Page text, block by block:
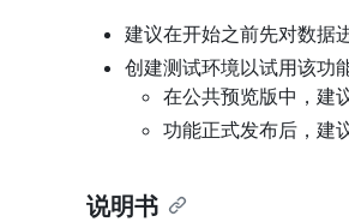
建议在开始之前先对数据
创建测试环境以试用该功能
在公共预览版中，建
功能正式发布后，建
说明书